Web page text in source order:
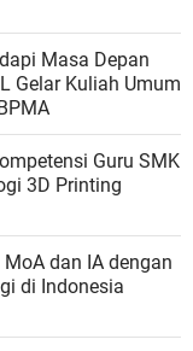
Masa Depan
Gelar Kuliah Umum
Guru SMK
3D Printing
MoA dan IA dengan
di Indonesia